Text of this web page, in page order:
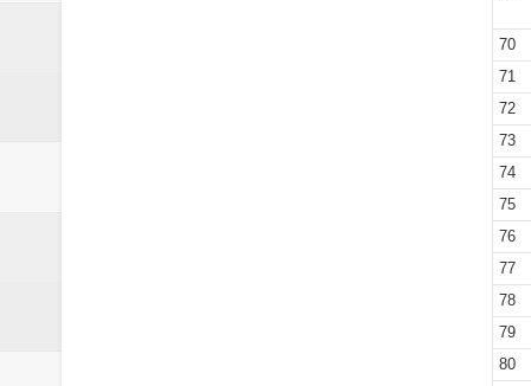
70
71
72
73
74
75
76
77
78
79
80